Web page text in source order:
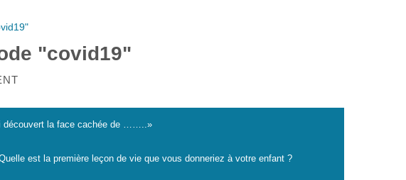
"covid19"
découvert la face cachée de ……..»
est la première leçon de vie que vous donneriez à votre enfant ?